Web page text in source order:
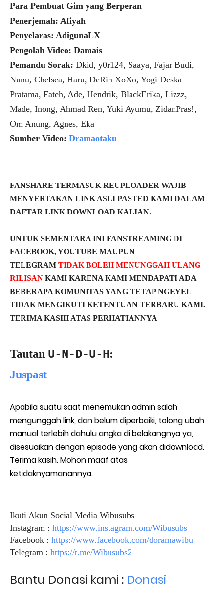
Para Pembuat Gim yang Berperan
Penerjemah: Afiyah
Penyelaras: AdigunaLX
Pengolah Video: Damais
Pemandu Sorak: Dkid, y0r124, Saaya, Fajar Budi,
Nunu, Chelsea, Haru, DeRin XoXo, Yogi Deska
Pratama, Fateh, Ade, Hendrik, BlackErika, Lizzz,
Made, Inong, Ahmad Ren, Yuki Ayumu, ZidanPras!,
Om Anung, Agnes, Eka
Sumber Video: Dramaotaku
FANSHARE TERMASUK REUPLOADER WAJIB
MENYERTAKAN LINK ASLI PASTED KAMI DALAM
DAFTAR LINK DOWNLOAD KALIAN.
UNTUK SEMENTARA INI FANSTREAMING DI
FACEBOOK, YOUTUBE MAUPUN
TELEGRAM TIDAK BOLEH MENUNGGAH ULANG
RILISAN KAMI KARENA KAMI MENDAPATI ADA
BEBERAPA KOMUNITAS YANG TETAP NGEYEL
TIDAK MENGIKUTI KETENTUAN TERBARU KAMI.
TERIMA KASIH ATAS PERHATIANNYA
Tautan U-N-D-U-H:
Juspast
Apabila suatu saat menemukan admin salah
mengunggah link, dan belum diperbaiki, tolong ubah
manual terlebih dahulu angka di belakangnya ya,
disesuaikan dengan episode yang akan didownload.
Terima kasih. Mohon maaf atas
ketidaknyamanannya.
Ikuti Akun Social Media Wibusubs
Instagram : https://www.instagram.com/Wibusubs
Facebook : https://www.facebook.com/doramawibu
Telegram : https://t.me/Wibusubs2
Bantu Donasi kami : Donasi